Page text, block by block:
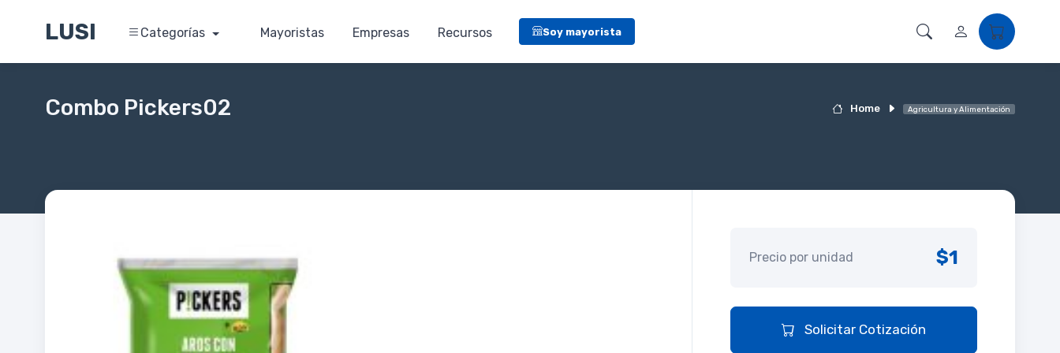
LUSI Categorías Mayoristas Empresas Recursos Soy mayorista
Home Agricultura y Alimentación
Combo Pickers02
Precio por unidad $1
Solicitar Cotización